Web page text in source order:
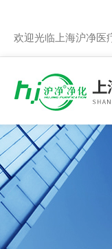
欢迎光临上海沪净医